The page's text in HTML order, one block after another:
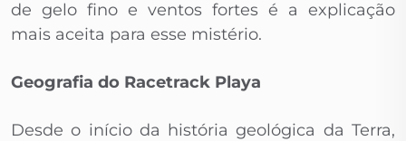
de gelo fino e ventos fortes é a explicação
mais aceita para esse mistério.
Geografia do Racetrack Playa
Desde o início da história geológica da Terra,